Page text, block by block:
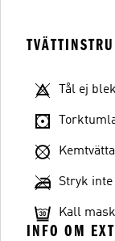
Tål ej
Stryk inte
Kall
INFO OM